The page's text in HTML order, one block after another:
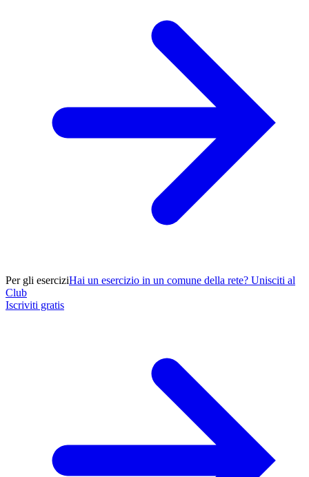
Per gli eserciziHai un esercizio in un comune della rete? Unisciti al
Club
Iscriviti gratis